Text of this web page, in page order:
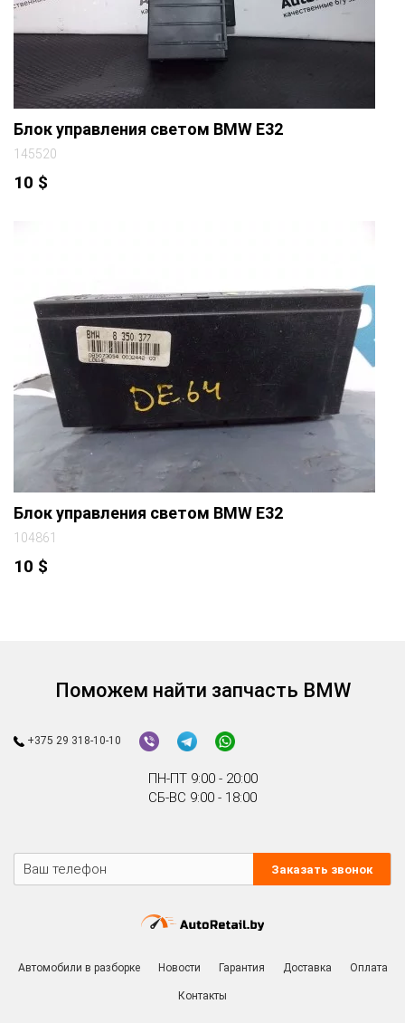
Блок управления светом BMW E32
145520
10 $
Блок управления светом BMW E32
104861
10 $
Поможем найти запчасть BMW
+375 29 318-10-10
ПН-ПТ 9:00 - 20:00
СБ-ВС 9:00 - 18:00
Заказать звонок
Автомобили в разборке Новости Гарантия Доставка Оплата
Контакты